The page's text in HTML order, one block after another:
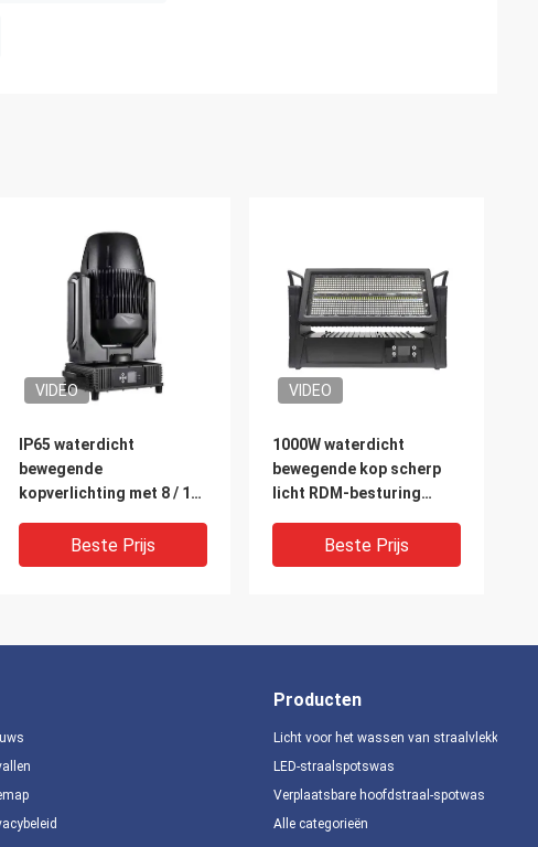
VIDEO
IP65 waterdicht
bewegende
kopverlichting met 8 / 16
afstemmingBeste Prijs
VIDEO
1000W waterdicht
bewegende kop scherp
licht RDM-besturing
Beste Prijs
VIDEO
Producten
Licht voor het wassen van straalvlekken
LED-straalspotswas
Verplaatsbare hoofdstraal-spotwas
Alle categorieën